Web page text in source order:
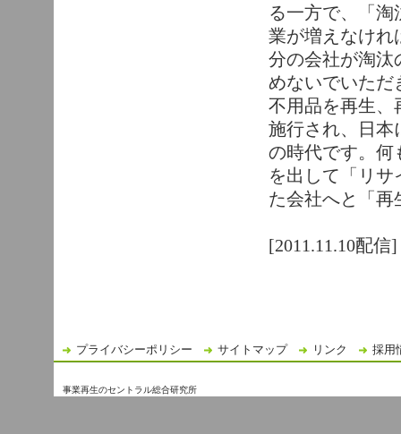
る一方で、「
業が増えなけれ
分の会社が淘汰
めないでいただ
不用品を再生、
施行され、日本
の時代です。何
を出して「リ
た会社へと「再
[2011.11.10配信]
プライバシーポリシー サイトマップ リンク 採用
事業再生のセントラル総合研究所